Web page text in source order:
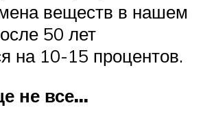
веществ в нашем
50 лет
на 10-15 процентов.
не все…